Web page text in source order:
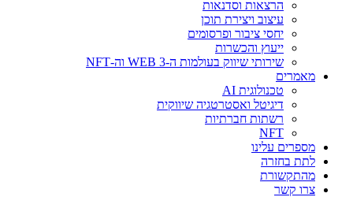
הרצאות וסדנאות
עיצוב ויצירת תוכן
יחסי ציבור ופרסומים
ייעוץ והכשרות
שירותי שיווק בעולמות ה-WEB 3 וה-NFT
מאמרים
טכנולוגית AI
דיגיטל ואסטרטגיה שיווקית
רשתות חברתיות
NFT
מספרים עלינו
לתת בחזרה
מהתקשורת
צרו קשר